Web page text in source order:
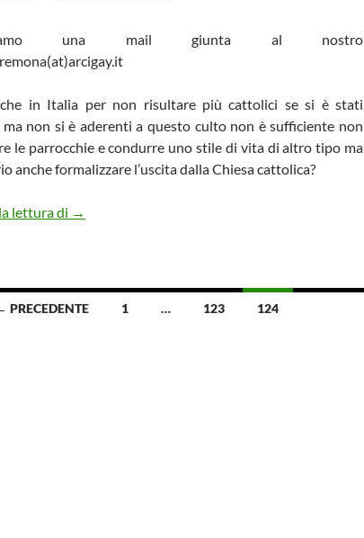
una mail giunta al nostro
che in Italia per non risultare più cattolici se si è stati
non si è aderenti a questo culto non è sufficiente non
le parrocchie e condurre uno stile di vita di altro tipo ma
anche formalizzare l’uscita dalla Chiesa cattolica?
lettura di Cancellazione battesimo cattolico
→
PRECEDENTE 1 … 123 124